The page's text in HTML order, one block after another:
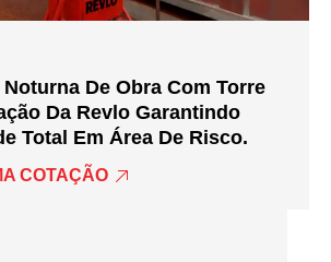
De Obra Com Torre
Da Revlo Garantindo
Total Em Área De Risco.
COTAÇÃO